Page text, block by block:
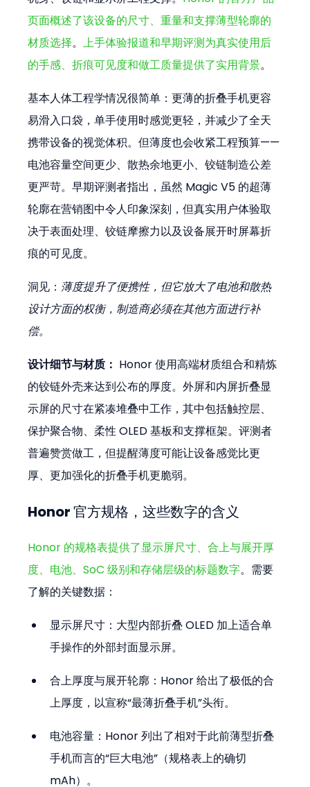
页面概述了该设备的尺寸、重量和支撑薄型轮廓的
材质选择。上手体验报道和早期评测为真实使用后
的手感、折痕可见度和做工质量提供了实用背景。
基本人体工程学情况很简单：更薄的折叠手机更容
易滑入口袋，单手使用时感觉更轻，并减少了全天
携带设备的视觉体积。但薄度也会收紧工程预算——
电池容量空间更少、散热余地更小、铰链制造公差
更严苛。早期评测者指出，虽然 Magic V5 的超薄
轮廓在营销图中令人印象深刻，但真实用户体验取
决于表面处理、铰链摩擦力以及设备展开时屏幕折
痕的可见度。
洞见： 薄度提升了便携性，但它放大了电池和散热
设计方面的权衡，制造商必须在其他方面进行补
偿。
设计细节与材质： Honor 使用高端材质组合和精炼
的铰链外壳来达到公布的厚度。外屏和内屏折叠显
示屏的尺寸在紧凑堆叠中工作，其中包括触控层、
保护聚合物、柔性 OLED 基板和支撑框架。评测者
普遍赞赏做工，但提醒薄度可能让设备感觉比更
厚、更加强化的折叠手机更脆弱。
Honor 官方规格，这些数字的含义
Honor 的规格表提供了显示屏尺寸、合上与展开厚
度、电池、SoC 级别和存储层级的标题数字。需要
了解的关键数据：
显示屏尺寸：大型内部折叠 OLED 加上适合单
手操作的外部封面显示屏。
合上厚度与展开轮廓：Honor 给出了极低的合
上厚度，以宣称“最薄折叠手机”头衔。
电池容量：Honor 列出了相对于此前薄型折叠
手机而言的“巨大电池”（规格表上的确切
mAh）。